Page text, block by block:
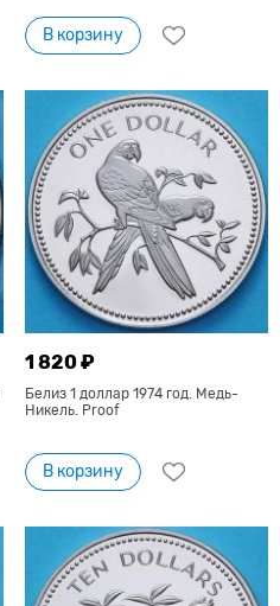
В корзину
1 820 ₽
Белиз 1 доллар 1974 год. Медь-
Никель. Proof
В корзину